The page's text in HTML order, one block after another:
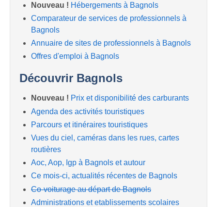
Nouveau ! Hébergements à Bagnols
Comparateur de services de professionnels à
Bagnols
Annuaire de sites de professionnels à Bagnols
Offres d'emploi à Bagnols
Découvrir Bagnols
Nouveau ! Prix et disponibilité des carburants
Agenda des activités touristiques
Parcours et itinéraires touristiques
Vues du ciel, caméras dans les rues, cartes
routières
Aoc, Aop, Igp à Bagnols et autour
Ce mois-ci, actualités récentes de Bagnols
Co-voiturage au départ de Bagnols
Administrations et etablissements scolaires